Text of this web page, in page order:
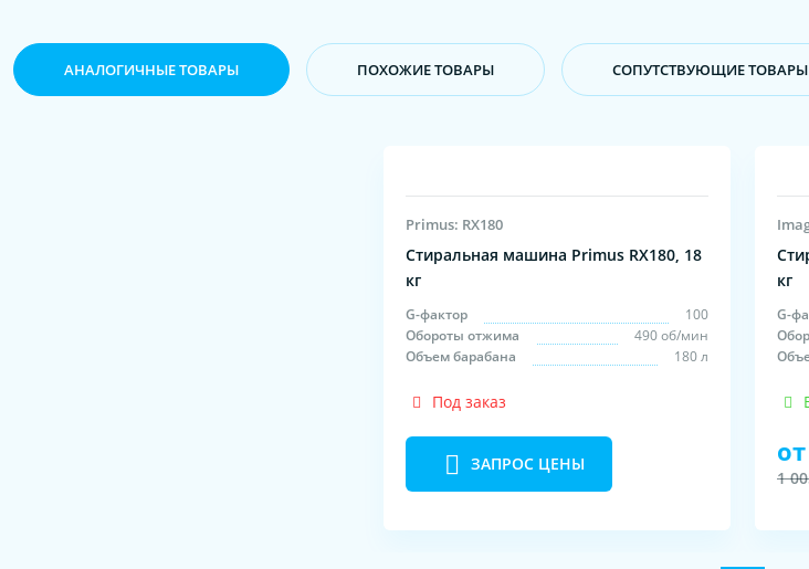
АНАЛОГИЧНЫЕ ТОВАРЫ ПОХОЖИЕ ТОВАРЫ CОПУТСТВУЮЩИЕ ТОВАРЫ
Primus: RX180
Стиральная машина Primus RX180, 18
кг
G-фактор
100
Обороты отжима
490 об/мин
Объем барабана
180 л
Под заказ
ЗАПРОС ЦЕНЫ
кг
G-
1